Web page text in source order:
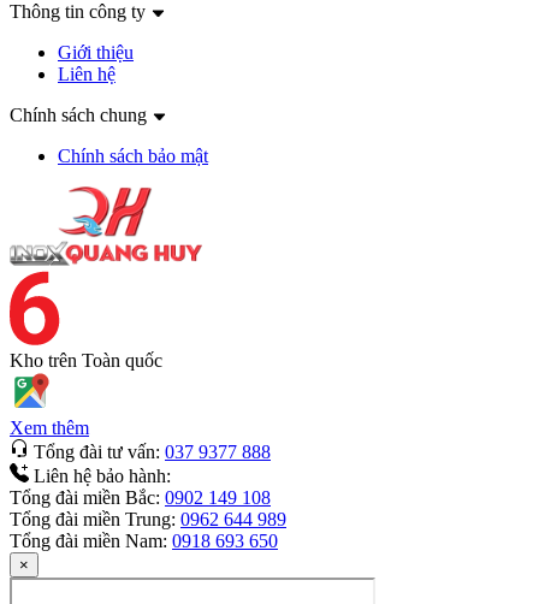
Thông tin công ty
Giới thiệu
Liên hệ
Chính sách chung
Chính sách bảo mật
Kho trên Toàn quốc
Xem thêm
Tổng đài tư vấn: 037 9377 888
Liên hệ bảo hành:
Tổng đài miền Bắc: 0902 149 108
Tổng đài miền Trung: 0962 644 989
Tổng đài miền Nam: 0918 693 650
×